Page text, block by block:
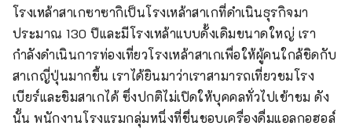
โรงเหล้าสาเกซาซากิเป็นโรงเหล้าสาเกที่ดำเนินธุรกิจมา
ประมาณ 130 ปีและมีโรงเหล้าแบบดั้งเดิมขนาดใหญ่ เรา
กำลังดำเนินการท่องเที่ยวโรงเหล้าสาเกเพื่อให้ผู้คนใกล้ชิดกับ
สาเกญี่ปุ่นมากขึ้น เราได้ยินมาว่าเราสามารถเที่ยวชมโรง
เบียร์และชิมสาเกได้ ซึ่งปกติไม่เปิดให้บุคคลทั่วไปเข้าชม ดัง
นั้น พนักงานโรงแรมกลุ่มหนึ่งที่ชื่นชอบเครื่องดื่มแอลกอฮอล์